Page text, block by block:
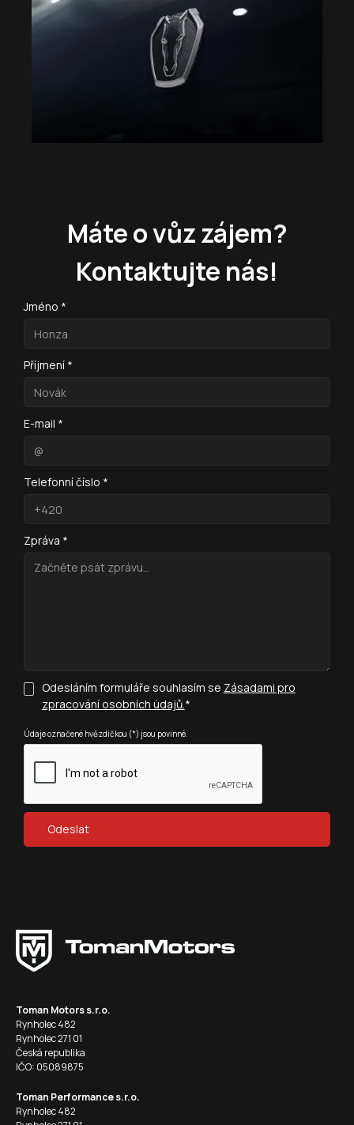
Máte o vůz zájem?
Kontaktujte nás!
Jméno *
Příjmení *
E-mail *
Telefonní číslo *
Zpráva *
Odesláním formuláře souhlasím se Zásadami pro
zpracování osobních údajů.*
Údaje označené hvězdičkou (*) jsou povinné.
Toman Motors s.r.o.
Rynholec 482
Rynholec 271 01
Česká republika
IČO: 05089875
Toman Performance s.r.o.
Rynholec 482